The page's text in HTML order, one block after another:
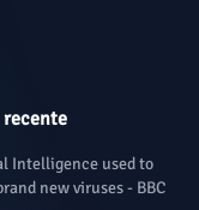
se înregistra în
Intelligence used to
new viruses - BBC